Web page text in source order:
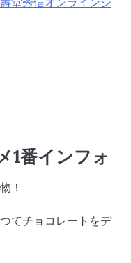
1番インフォ
！
てチョコレートをデ